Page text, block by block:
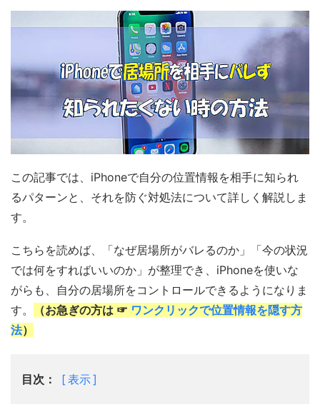
この記事では、iPhoneで自分の位置情報を相手に知られ
るパターンと、それを防ぐ対処法について詳しく解説しま
す。
こちらを読めば、「なぜ居場所がバレるのか」「今の状況
では何をすればいいのか」が整理でき、iPhoneを使いな
がらも、自分の居場所をコントロールできるようになりま
す。
（お急ぎの方は ☞ ワンクリックで位置情報を隠す方
法）
目次： 表示